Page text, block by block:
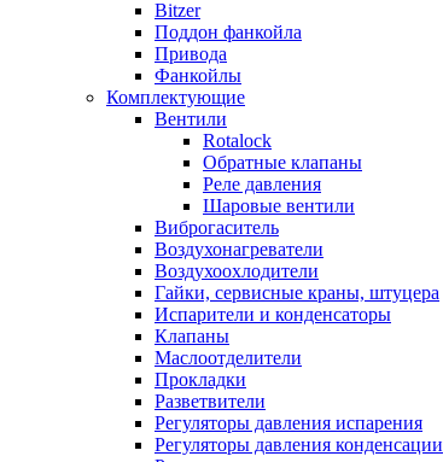
Bitzer
Поддон фанкойла
Привода
Фанкойлы
Комплектующие
Вентили
Rotalock
Обратные клапаны
Реле давления
Шаровые вентили
Виброгаситель
Воздухонагреватели
Воздухоохлодители
Гайки, сервисные краны, штуцера
Испарители и конденсаторы
Клапаны
Маслоотделители
Прокладки
Разветвители
Регуляторы давления испарения
Регуляторы давления конденсации